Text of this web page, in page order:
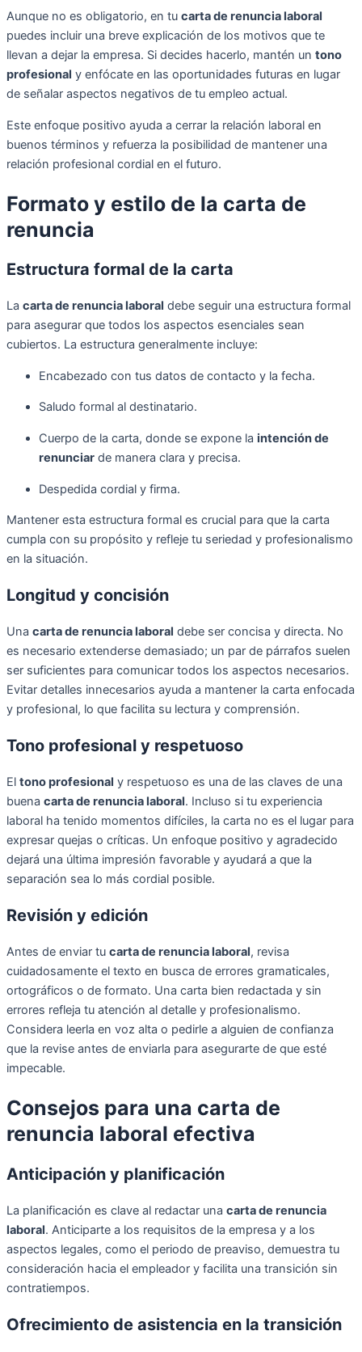
Aunque no es obligatorio, en tu carta de renuncia laboral
puedes incluir una breve explicación de los motivos que te
llevan a dejar la empresa. Si decides hacerlo, mantén un tono
profesional y enfócate en las oportunidades futuras en lugar
de señalar aspectos negativos de tu empleo actual.
Este enfoque positivo ayuda a cerrar la relación laboral en
buenos términos y refuerza la posibilidad de mantener una
relación profesional cordial en el futuro.
Formato y estilo de la carta de
renuncia
Estructura formal de la carta
La carta de renuncia laboral debe seguir una estructura formal
para asegurar que todos los aspectos esenciales sean
cubiertos. La estructura generalmente incluye:
Encabezado con tus datos de contacto y la fecha.
Saludo formal al destinatario.
Cuerpo de la carta, donde se expone la intención de
renunciar de manera clara y precisa.
Despedida cordial y firma.
Mantener esta estructura formal es crucial para que la carta
cumpla con su propósito y refleje tu seriedad y profesionalismo
en la situación.
Longitud y concisión
Una carta de renuncia laboral debe ser concisa y directa. No
es necesario extenderse demasiado; un par de párrafos suelen
ser suficientes para comunicar todos los aspectos necesarios.
Evitar detalles innecesarios ayuda a mantener la carta enfocada
y profesional, lo que facilita su lectura y comprensión.
Tono profesional y respetuoso
El tono profesional y respetuoso es una de las claves de una
buena carta de renuncia laboral. Incluso si tu experiencia
laboral ha tenido momentos difíciles, la carta no es el lugar para
expresar quejas o críticas. Un enfoque positivo y agradecido
dejará una última impresión favorable y ayudará a que la
separación sea lo más cordial posible.
Revisión y edición
Antes de enviar tu carta de renuncia laboral, revisa
cuidadosamente el texto en busca de errores gramaticales,
ortográficos o de formato. Una carta bien redactada y sin
errores refleja tu atención al detalle y profesionalismo.
Considera leerla en voz alta o pedirle a alguien de confianza
que la revise antes de enviarla para asegurarte de que esté
impecable.
Consejos para una carta de
renuncia laboral efectiva
Anticipación y planificación
La planificación es clave al redactar una carta de renuncia
laboral. Anticiparte a los requisitos de la empresa y a los
aspectos legales, como el periodo de preaviso, demuestra tu
consideración hacia el empleador y facilita una transición sin
contratiempos.
Ofrecimiento de asistencia en la transición